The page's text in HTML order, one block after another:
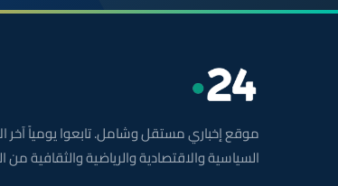
موقع إخباري مستقل وشامل. تابعوا يومياً آخر
السياسية والاقتصادية والرياضية والثقافية من